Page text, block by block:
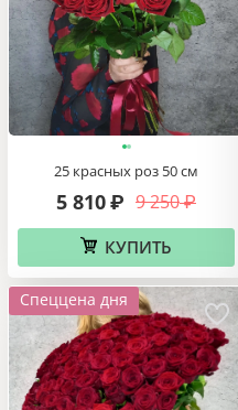
25 красных роз 50 см
9 250 ₽
5 810₽
КУПИТЬ
Спеццена дня